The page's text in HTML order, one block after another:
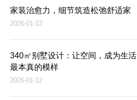
家装治愈力，细节筑造松弛舒适家
2026-01-12
340㎡别墅设计：让空间，成为生活
最本真的模样
2026-01-12